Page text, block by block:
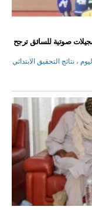
صوتية للسائق ترجح
، نتائج التحقيق الابتدائي